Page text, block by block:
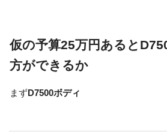
仮の予算25万円あると
方ができるか
まずD7500ボディ